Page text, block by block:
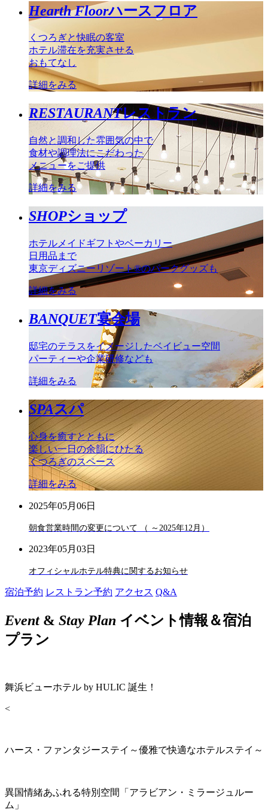
Hearth Floorハースフロア
くつろぎと快眠の客室
ホテル滞在を充実させる
おもてなし
詳細をみる
RESTAURANTレストラン
自然と調和した雰囲気の中で
食材や調理法にこだわった
メニューをご提供
詳細をみる
SHOPショップ
ホテルメイドギフトやベーカリー
日用品まで
東京ディズニーリゾート®のパークグッズも
詳細をみる
BANQUET宴会場
邸宅のテラスをイメージしたベイビュー空間
パーティーや企業研修なども
詳細をみる
SPAスパ
心身を癒すとともに
楽しい一日の余韻にひたる
くつろぎのスペース
詳細をみる
2025年05月06日
朝食営業時間の変更について （ ～2025年12月）
2023年05月03日
オフィシャルホテル特典に関するお知らせ
宿泊予約 レストラン予約 アクセス Q&A
Event& Stay Plan イベント情報＆宿泊
プラン
舞浜ビューホテル by HULIC 誕生！
<
ハース・ファンタジーステイ～優雅で快適なホテルステイ～
異国情緒あふれる特別空間「アラビアン・ミラージュルー
ム」